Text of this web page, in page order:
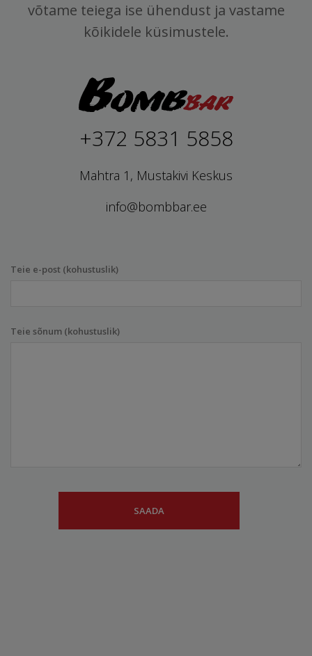
võtame teiega ise ühendust ja vastame
kõikidele küsimustele.
+372 5831 5858
Mahtra 1, Mustakivi Keskus
info@bombbar.ee
Teie e-post (kohustuslik)
Teie sõnum (kohustuslik)